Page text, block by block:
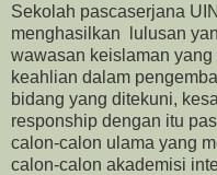
Sekolah pascaserjana
menghasilkan lulusan
wawasan keislaman
keahlian dalam
bidang yang ditekuni,
responship dengan itu
calon-calon ulama yang
calon-calon akademisi